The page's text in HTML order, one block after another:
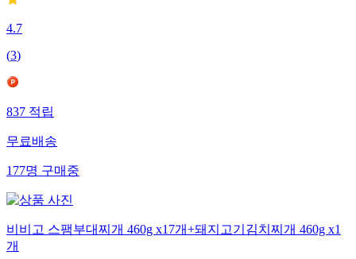
4.7
(3)
837 적립
무료배송
177명 구매중
비비고 스팸부대찌개 460g x17개+돼지고기김치찌개 460g x1
개